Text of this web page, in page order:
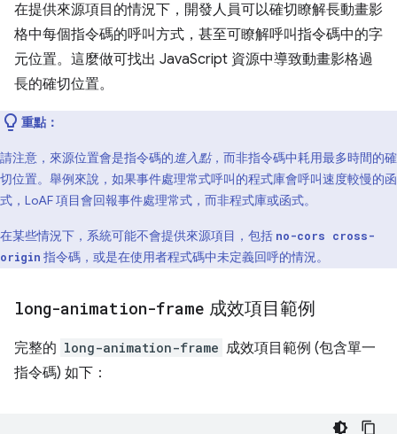
在提供來源項目的情況下，開發人員可以確切瞭解長動畫影
格中每個指令碼的呼叫方式，甚至可瞭解呼叫指令碼中的字
元位置。這麼做可找出 JavaScript 資源中導致動畫影格過
長的確切位置。
重點：
請注意，來源位置會是指令碼的進入點，而非指令碼中耗用最多時間的確
切位置。舉例來說，如果事件處理常式呼叫的程式庫會呼叫速度較慢的函
式，LoAF 項目會回報事件處理常式，而非程式庫或函式。
在某些情況下，系統可能不會提供來源項目，包括 no-cors cross-
origin 指令碼，或是在使用者程式碼中未定義回呼的情況。
long-animation-frame 成效項目範例
完整的 long-animation-frame 成效項目範例 (包含單一
指令碼) 如下：